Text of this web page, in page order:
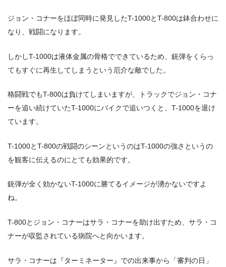
ジョン・コナーをほぼ同時に発見したT-1000とT-800は鉢合わせに
なり、戦闘になります。
しかしT-1000は液体金属の骨格でできているため、銃弾をくらっ
てもすぐに再生してしまうという厄介な敵でした。
格闘戦でもT-800は負けてしまいますが、トラックでジョン・コナ
ーを追い続けていたT-1000にバイクで追いつくと、T-1000を退け
ています。
T-1000とT-800の戦闘のシーンというのはT-1000の強さというの
を観客に伝えるのにとても効果的です。
銃弾が全く効かないT-1000に勝てるイメージが湧かないですよ
ね。
T-800とジョン・コナーはサラ・コナーを助け出すため、サラ・コ
ナーが収監されている病院へと向かいます。
サラ・コナーは『ターミネーター』での出来事から「審判の日」